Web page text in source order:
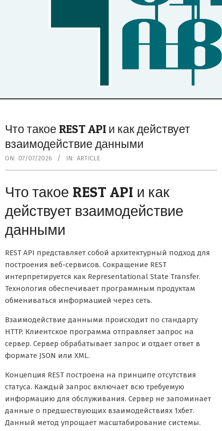
Menu
Что такое REST API и как действует
взаимодействие данными
ON: 07/07/2026 IN: ARTICLE
Что такое REST API и как
действует взаимодействие
данными
REST API представляет собой архитектурный подход для
построения веб-сервисов. Сокращение REST
интерпретируется как Representational State Transfer.
Технология обеспечивает программным продуктам
обмениваться информацией через сеть.
Взаимодействие данными происходит по стандарту
HTTP. Клиентское программа отправляет запрос на
сервер. Сервер обрабатывает запрос и отдает ответ в
формате JSON или XML.
Концепция REST построена на принципе отсутствия
статуса. Каждый запрос включает всю требуемую
информацию для обслуживания. Сервер не запоминает
данные о предшествующих взаимодействиях 1хбет.
Данный метод упрощает масштабирование системы.